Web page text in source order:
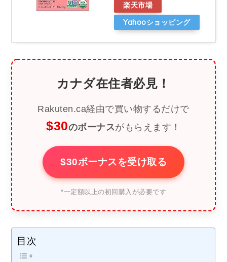
楽天市場
Yahooショッピング
カナダ在住者必見！
Rakuten.ca経由で買い物するだけで
$30のボーナスがもらえます！
$30ボーナスを受け取る
*一定額以上の初回購入が必要です
目次